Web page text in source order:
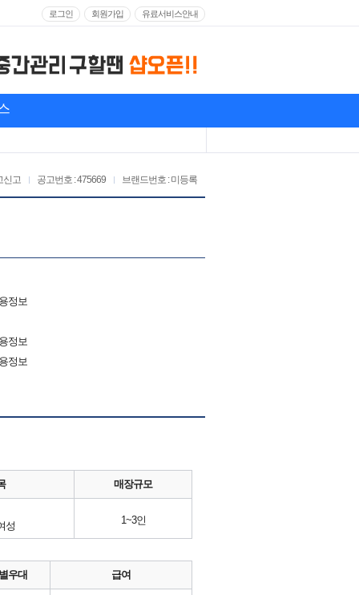
로그인 회원가입 유료서비스안내
브랜드번호 : 미등록
공고번호 : 475669
신고
정보
정보
정보
매장규모
성 1~3인
우대 급여